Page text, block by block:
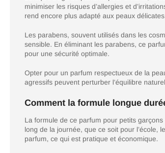
minimiser les risques d’allergies et
rend encore plus adapté aux peaux
Les parabens, souvent utilisés dans les
sensible. En éliminant les parabens, ce
pour une sécurité optimale.
Opter pour un parfum respectueux de la
agressifs peuvent perturber l’équilibre
Comment la formule longue
La formule de ce parfum pour petits
long de la journée, que ce soit pour l’école,
parfum, ce qui est pratique et économique.